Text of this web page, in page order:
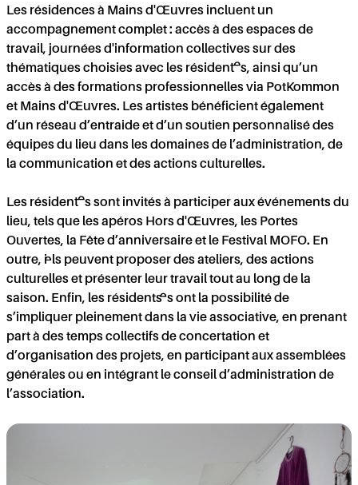
Les résidences à Mains d'Œuvres incluent un
accompagnement complet : accès à des espaces de
travail, journées d'information collectives sur des
thématiques choisies avec les résident·es, ainsi qu’un
accès à des formations professionnelles via PotKommon
et Mains d'Œuvres. Les artistes bénéficient également
d’un réseau d’entraide et d’un soutien personnalisé des
équipes du lieu dans les domaines de l’administration, de
la communication et des actions culturelles.
Les résident·es sont invités à participer aux événements du
lieu, tels que les apéros Hors d'Œuvres, les Portes
Ouvertes, la Fête d’anniversaire et le Festival MOFO. En
outre, i·els peuvent proposer des ateliers, des actions
culturelles et présenter leur travail tout au long de la
saison. Enfin, les résidents·es ont la possibilité de
s’impliquer pleinement dans la vie associative, en prenant
part à des temps collectifs de concertation et
d’organisation des projets, en participant aux assemblées
générales ou en intégrant le conseil d’administration de
l’association.